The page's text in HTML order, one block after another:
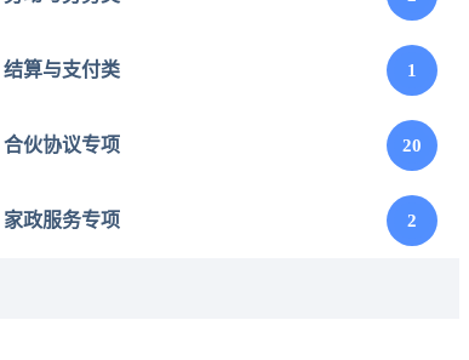
结算与支付类 1
合伙协议专项 20
家政服务专项 2